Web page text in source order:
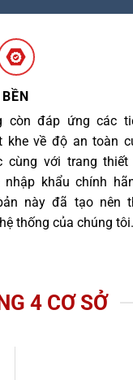
BỀN
còn đáp ứng các
khe về độ an toàn
cùng với trang thiết
khẩu chính
này đã tạo nên
thống của chúng tôi.
4 CƠ SỞ